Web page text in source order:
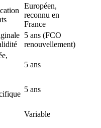
Européen,
reconnu en
France
5 ans (FCO
renouvellement)
5 ans
5 ans
Variable